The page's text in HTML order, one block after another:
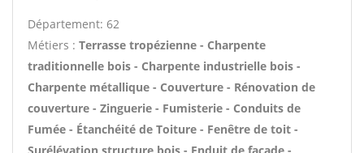
Département: 62
Métiers : Terrasse tropézienne - Charpente
traditionnelle bois - Charpente industrielle bois -
Charpente métallique - Couverture - Rénovation de
couverture - Zinguerie - Fumisterie - Conduits de
Fumée - Étanchéité de Toiture - Fenêtre de toit -